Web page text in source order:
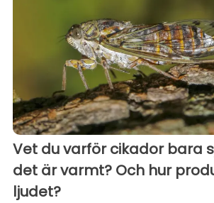
Vet du varför cikador bara
det är varmt? Och hur
ljudet?